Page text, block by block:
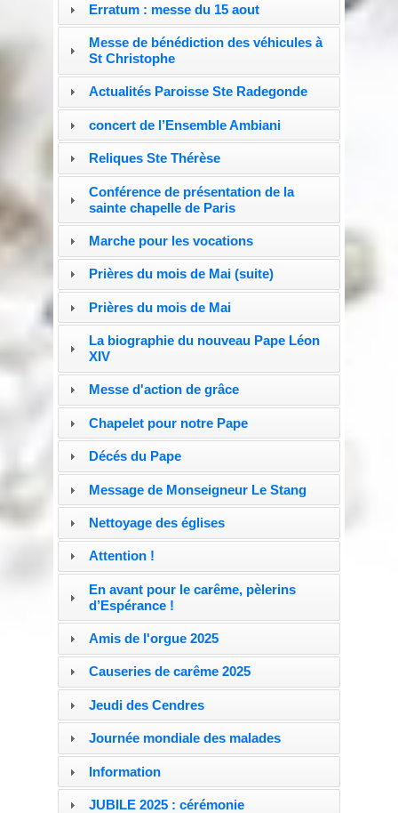
Erratum : messe du 15 aout
Messe de bénédiction des véhicules à
St Christophe
Actualités Paroisse Ste Radegonde
concert de l’Ensemble Ambiani
Reliques Ste Thérèse
Conférence de présentation de la
sainte chapelle de Paris
Marche pour les vocations
Prières du mois de Mai (suite)
Prières du mois de Mai
La biographie du nouveau Pape Léon
XIV
Messe d'action de grâce
Chapelet pour notre Pape
Décés du Pape
Message de Monseigneur Le Stang
Nettoyage des églises
Attention !
En avant pour le carême, pèlerins
d’Espérance !
Amis de l'orgue 2025
Causeries de carême 2025
Jeudi des Cendres
Journée mondiale des malades
Information
JUBILE 2025 : cérémonie